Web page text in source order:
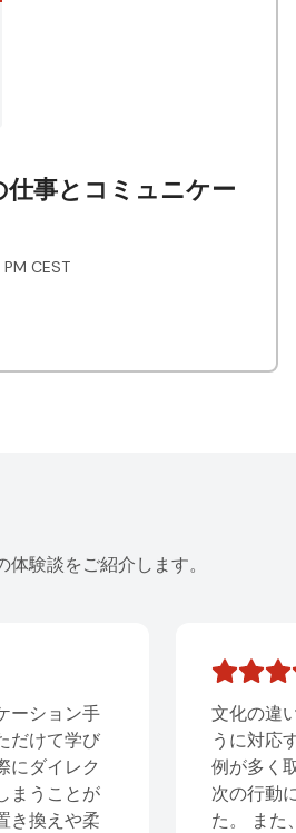
仕事とコミュニケー
CEST
験談をご紹介します。
文化の違いを知った
うに対応するのが良
例が多く取り上げら
次の行動につながる
た。 また、アットホ